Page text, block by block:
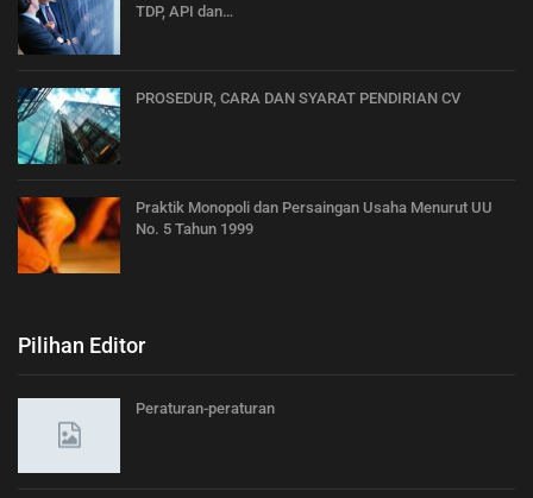
TDP, API dan…
PROSEDUR, CARA DAN SYARAT PENDIRIAN CV
Praktik Monopoli dan Persaingan Usaha Menurut UU
No. 5 Tahun 1999
Pilihan Editor
Peraturan-peraturan